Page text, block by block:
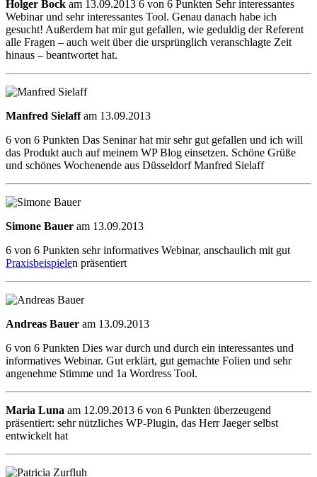
Holger Bock am 13.09.2013 6 von 6 Punkten Sehr interessantes
Webinar und sehr interessantes Tool. Genau danach habe ich
gesucht! Außerdem hat mir gut gefallen, wie geduldig der Referent
alle Fragen – auch weit über die ursprünglich veranschlagte Zeit
hinaus – beantwortet hat.
Manfred Sielaffam 13.09.2013
6 von 6 Punkten Das Seninar hat mir sehr gut gefallen und ich will
das Produkt auch auf meinem WP Blog einsetzen. Schöne Grüße
und schönes Wochenende aus Düsseldorf Manfred Sielaff
Simone Bauer am 13.09.2013
6 von 6 Punkten sehr informatives Webinar, anschaulich mit gut
Praxisbeispielen präsentiert
Andreas Bauer am 13.09.2013
6 von 6 Punkten Dies war durch und durch ein interessantes und
informatives Webinar. Gut erklärt, gut gemachte Folien und sehr
angenehme Stimme und 1a Wordress Tool.
Maria Luna am 12.09.2013 6 von 6 Punkten überzeugend
präsentiert: sehr nützliches WP-Plugin, das Herr Jaeger selbst
entwickelt hat